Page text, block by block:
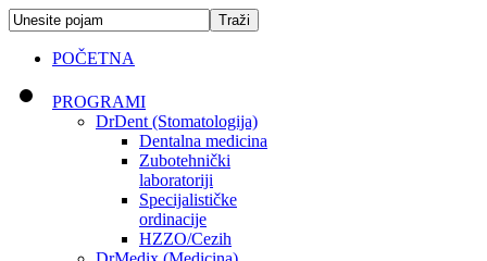
POČETNA
PROGRAMI
DrDent (Stomatologija)
Dentalna medicina
Zubotehnički
laboratoriji
Specijalističke
ordinacije
HZZO/Cezih